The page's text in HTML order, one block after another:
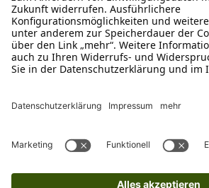
Schreibe uns
verkauf@schecker.de
WhatsApp Support
Tritt unserem Newsletter bei